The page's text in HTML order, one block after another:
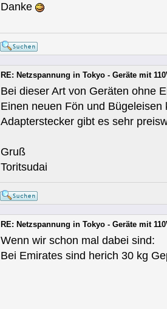
Danke
RE: Netzspannung in Tokyo - Geräte mit
Bei dieser Art von Geräten ohne
Einen neuen Fön und Bügeleisen
Adapterstecker gibt es sehr
Gruß
Toritsudai
RE: Netzspannung in Tokyo - Geräte mit
Wenn wir schon mal dabei sind:
Bei Emirates sind herich 30 kg